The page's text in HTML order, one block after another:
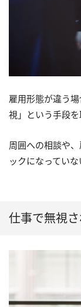
雇用形態が違う
視」という手段を
周囲への相談や
ックになってい
仕事で無視